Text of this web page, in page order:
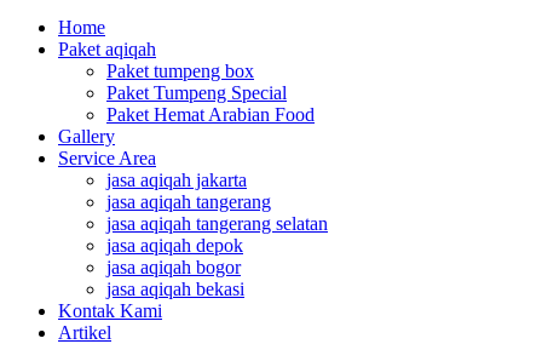
Home
Paket aqiqah
Paket tumpeng box
Paket Tumpeng Special
Paket Hemat Arabian Food
Gallery
Service Area
jasa aqiqah jakarta
jasa aqiqah tangerang
jasa aqiqah tangerang selatan
jasa aqiqah depok
jasa aqiqah bogor
jasa aqiqah bekasi
Kontak Kami
Artikel